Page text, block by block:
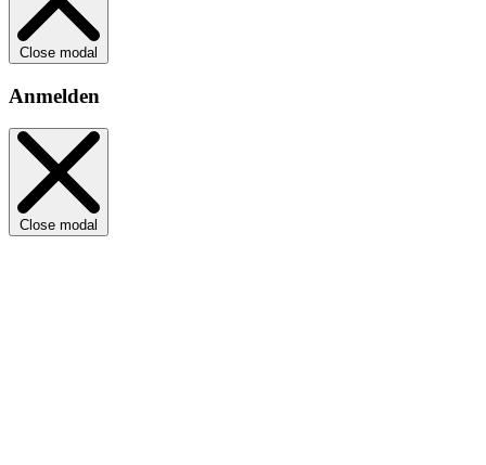
Close modal
Anmelden
Close modal